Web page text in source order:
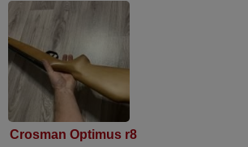
Crosman Optimus r8